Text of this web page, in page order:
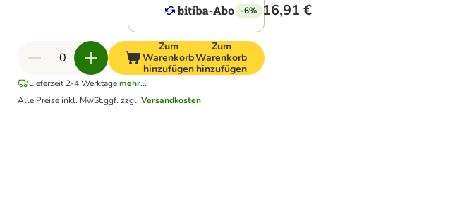
-6% 16,91 €
Zum
Warenkorb
hinzufügen
Zum
Warenkorb
hinzufügen
Lieferzeit 2-4 Werktagemehr...
Alle Preise inkl. MwSt.ggf. zzgl. Versandkosten